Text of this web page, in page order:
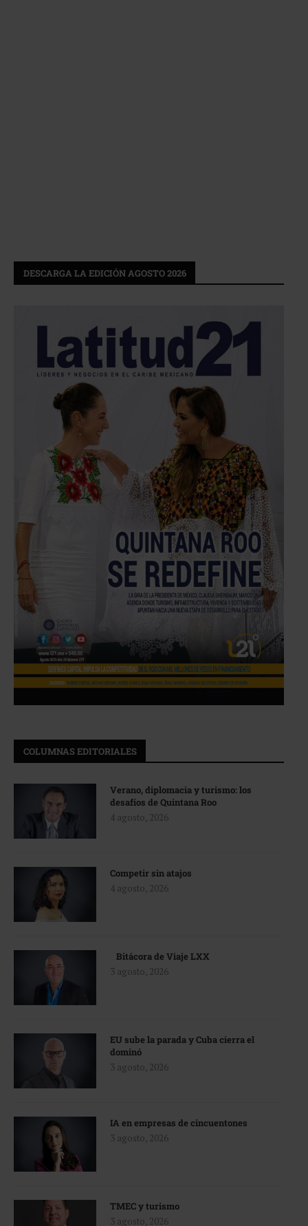
DESCARGA LA EDICIÓN AGOSTO 2026
COLUMNAS EDITORIALES
Verano, diplomacia y turismo: los
desafíos de Quintana Roo
4 agosto, 2026
Competir sin atajos
4 agosto, 2026
Bitácora de Viaje LXX
3 agosto, 2026
EU sube la parada y Cuba cierra el
dominó
3 agosto, 2026
IA en empresas de cincuentones
3 agosto, 2026
TMEC y turismo
3 agosto, 2026